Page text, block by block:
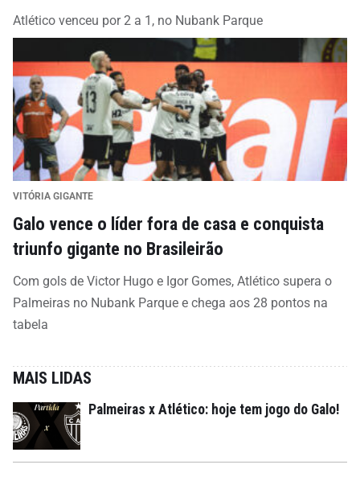
Atlético venceu por 2 a 1, no Nubank Parque
VITÓRIA GIGANTE
Galo vence o líder fora de casa e conquista
triunfo gigante no Brasileirão
Com gols de Victor Hugo e Igor Gomes, Atlético supera o
Palmeiras no Nubank Parque e chega aos 28 pontos na
tabela
MAIS LIDAS
Palmeiras x Atlético: hoje tem jogo do Galo!